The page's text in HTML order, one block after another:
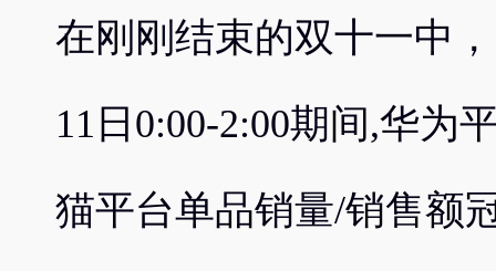
在刚刚结束的双十一中
11日0:00-2:00期间,华为
猫平台单品销量/销售额